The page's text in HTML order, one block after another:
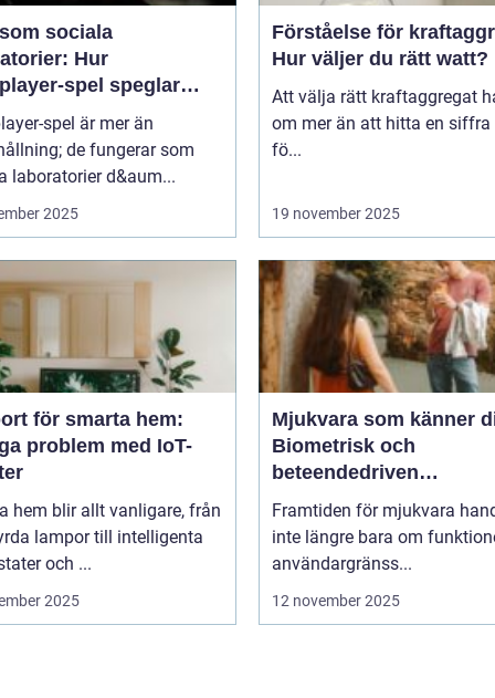
sociala
Hur
spel speglar
beteende
spel är mer än
de fungerar som
laboratorier d&aum...
2025
Förståelse för
Hur väljer du rätt watt?
Att välja rätt kraftaggregat
om mer än att hitta en siffra
fö...
19 november 2025
för smarta hem:
problem med IoT-
hem blir allt vanligare, från
lampor till intelligenta
och ...
2025
Mjukvara som känner
Biometrisk och
beteendedriven
personalisering
Framtiden för mjukvara
inte längre bara om
användargränss...
12 november 2025